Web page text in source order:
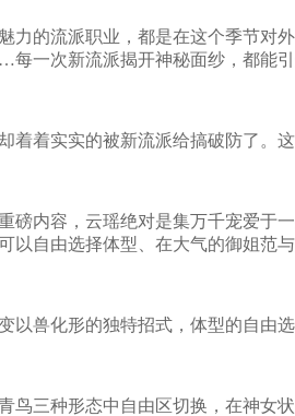
的流派职业，都是在这个季节对
一次新流派揭开神秘面纱，都能引
着实实的被新流派给搞破防了。
内容，云瑶绝对是集万千宠爱于
以自由选择体型、在大气的御姐范
兽化形的独特招式，体型的自由选
三种形态中自由区切换，在神女